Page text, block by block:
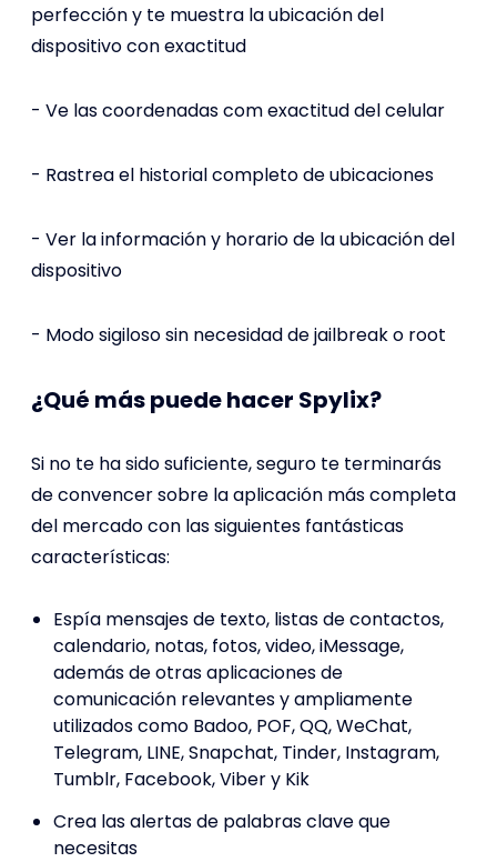
perfección y te muestra la ubicación del
dispositivo con exactitud
- Ve las coordenadas com exactitud del celular
- Rastrea el historial completo de ubicaciones
- Ver la información y horario de la ubicación del
dispositivo
- Modo sigiloso sin necesidad de jailbreak o root
¿Qué más puede hacer Spylix?
Si no te ha sido suficiente, seguro te terminarás
de convencer sobre la aplicación más completa
del mercado con las siguientes fantásticas
características:
Espía mensajes de texto, listas de contactos,
calendario, notas, fotos, video, iMessage,
además de otras aplicaciones de
comunicación relevantes y ampliamente
utilizados como Badoo, POF, QQ, WeChat,
Telegram, LINE, Snapchat, Tinder, Instagram,
Tumblr, Facebook, Viber y Kik
Crea las alertas de palabras clave que
necesitas